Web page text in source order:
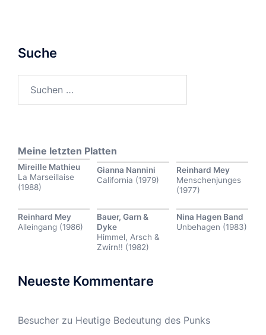
Suche
Meine letzten Platten
Mireille Mathieu
La Marseillaise
(1988)
Gianna Nannini
California (1979)
Reinhard Mey
Menschenjunges
(1977)
Reinhard Mey
Alleingang (1986)
Bauer, Garn &
Dyke
Himmel, Arsch &
Zwirn!! (1982)
Nina Hagen Band
Unbehagen (1983)
Neueste Kommentare
Besucher zu Heutige Bedeutung des Punks